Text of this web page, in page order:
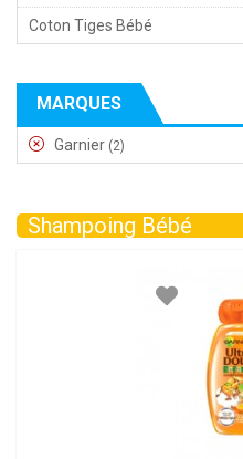
Coton Tiges Bébé
MARQUES
Garnier (2)
Shampoing Bébé